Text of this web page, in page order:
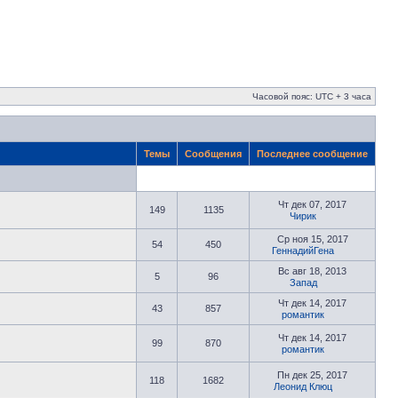
Часовой пояс: UTC + 3 часа
Темы Сообщения Последнее сообщение
149 1135
Чт дек 07, 2017
Чирик
54 450
Ср ноя 15, 2017
ГеннадийГена
5 96
Вс авг 18, 2013
Запад
43 857
Чт дек 14, 2017
романтик
99 870
Чт дек 14, 2017
романтик
118 1682
Пн дек 25, 2017
Леонид Клюц